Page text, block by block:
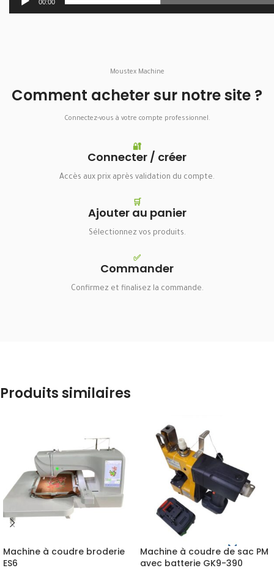
Moustex Machine
Comment acheter sur notre site ?
Connectez-vous à votre compte professionnel.
🔐
Connecter / créer
Accès aux prix après validation du compte.
🛒
Ajouter au panier
Sélectionnez vos produits.
✅
Commander
Confirmez et finalisez la commande.
00:00
Produits similaires
Machine à coudre broderie
ES6
Machine à coudre de sac PM
avec batterie GK9-390